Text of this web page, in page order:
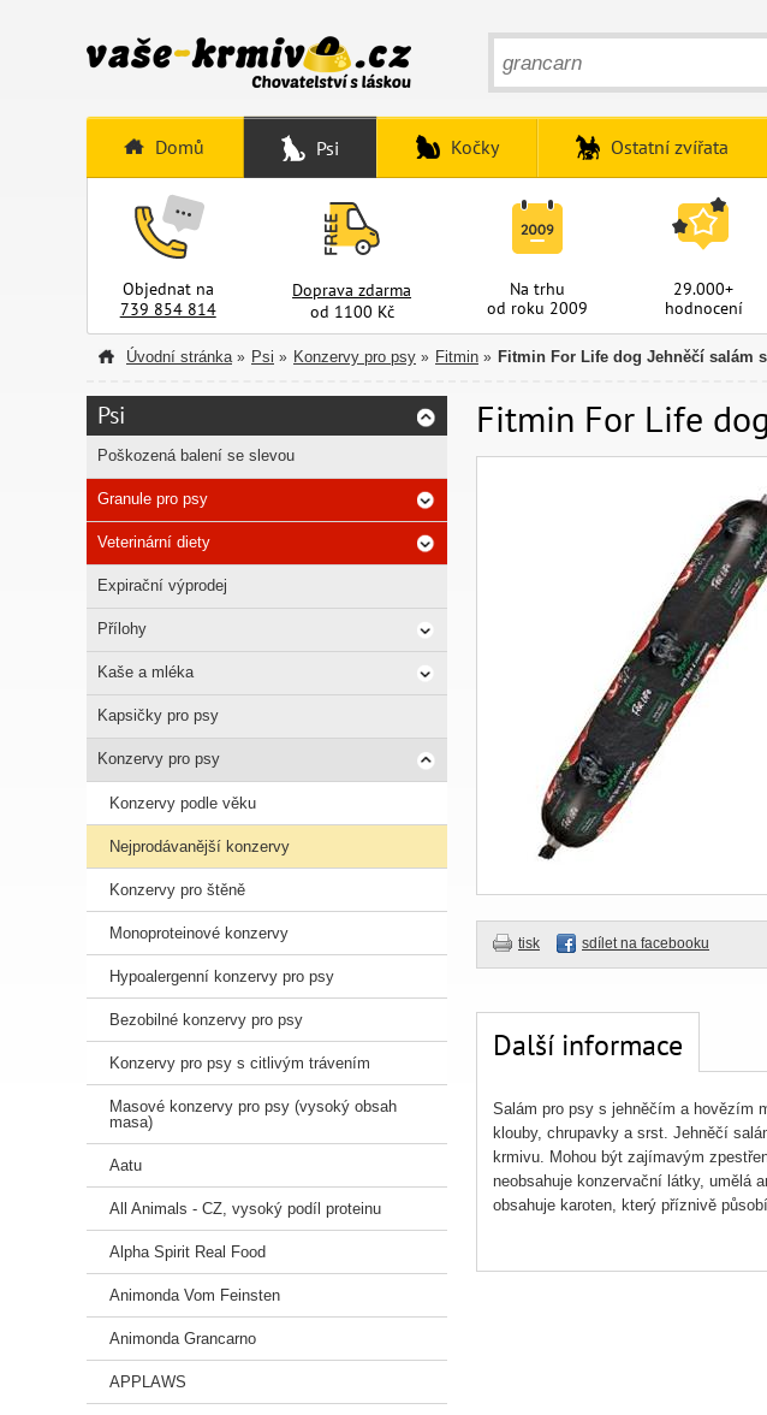
Domů Psi Kočky Ostatní zvířata
Objednat na
739 854 814
Doprava zdarma
od 1100 Kč
Na trhu
od roku 2009
29.000+
hodnocení
Úvodní stránka » Psi » Konzervy pro psy » Fitmin » Fitmin For Life dog Jehněčí salám
Fitmin For Life
tisk sdílet na facebooku
Další informace
Salám pro psy s jehněčím a hovězím
klouby, chrupavky a srst. Jehněčí
krmivu. Mohou být zajímavým
neobsahuje konzervační látky, umělá
obsahuje karoten, který příznivě
psy Fitmin for Life neobsahuje obilí,
Psi
Poškozená balení se slevou
Granule pro psy
Veterinární diety
Expirační výprodej
Přílohy
Kaše a mléka
Kapsičky pro psy
Konzervy pro psy
Konzervy podle věku
Nejprodávanější konzervy
Konzervy pro štěně
Monoproteinové konzervy
Hypoalergenní konzervy pro psy
Bezobilné konzervy pro psy
Konzervy pro psy s citlivým trávením
Masové konzervy pro psy (vysoký obsah
masa)
Aatu
All Animals - CZ, vysoký podíl proteinu
Alpha Spirit Real Food
Animonda Vom Feinsten
Animonda Grancarno
APPLAWS